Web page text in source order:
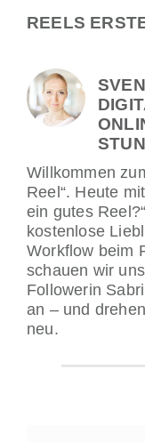
REELS
Willkommen
Reel“. Heute
ein gutes
kostenlose
Workflow beim
schauen wir
Followerin
an – und
neu.